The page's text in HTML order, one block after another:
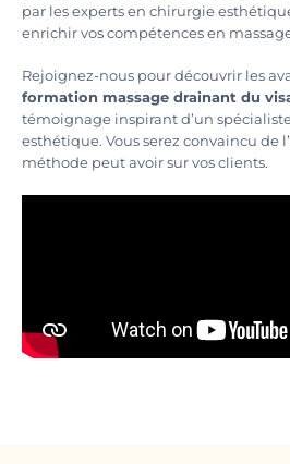
par les experts en chirurgie
enrichir vos compétences en
Rejoignez-nous pour découvrir les
formation massage drainant du
témoignage inspirant d’un
esthétique. Vous serez convaincu de
méthode peut avoir sur vos clients.